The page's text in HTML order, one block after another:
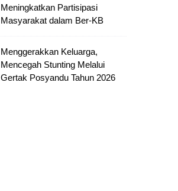
Meningkatkan Partisipasi
Masyarakat dalam Ber-KB
Menggerakkan Keluarga,
Mencegah Stunting Melalui
Gertak Posyandu Tahun 2026